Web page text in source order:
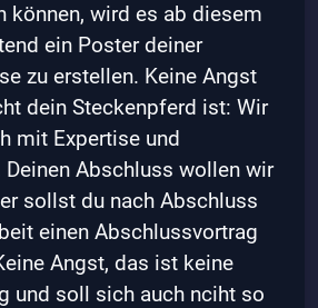
können, wird es ab diesem
ein Poster deiner
zu erstellen. Keine Angst
dein Steckenpferd ist: Wir
mit Expertise und
Deinen Abschluss wollen wir
sollst du nach Abschluss
einen Abschlussvortrag
Angst, das ist keine
und soll sich auch nciht so